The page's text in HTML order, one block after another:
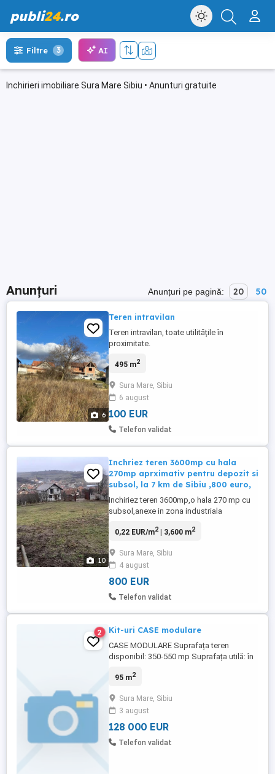
publi24.ro
Inchirieri imobiliare Sura Mare Sibiu • Anunturi gratuite
Filtre 3 AI
Anunțuri Anunțuri pe pagină: 20 50
6
Teren intravilan
Teren intravilan, toate utilitățile în
proximitate.
495 m2
Sura Mare, Sibiu
6 august
100 EUR
Telefon validat
10
Inchriez teren 3600mp cu hala
270mp aprximativ pentru depozit si
subsol, la 7 km de Sibiu ,800 euro,
Inchiriez teren 3600mp,o hala 270 mp cu
subsol,anexe in zona industriala
0,22 EUR/m2| 3,600 m2
Sura Mare, Sibiu
4 august
800 EUR
Telefon validat
2 Kit-uri CASE modulare
CASE MODULARE Suprafața teren
disponibil: 350-550 mp Suprafața utilă: în
conceput în funcție de dorințele clientului
cea mai bună calitate Atractivă din punct
de vedere energetic cu panouri
fotovoltaice în vederea producerii ...
95 m2
Sura Mare, Sibiu
3 august
128 000 EUR
Telefon validat